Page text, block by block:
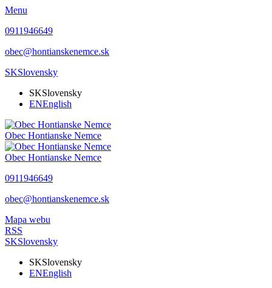
Menu
0911946649
obec@hontianskenemce.sk
SKSlovensky
SKSlovensky
ENEnglish
Obec Hontianske Nemce
Obec Hontianske Nemce
0911946649
obec@hontianskenemce.sk
Mapa webu
RSS
SKSlovensky
SKSlovensky
ENEnglish